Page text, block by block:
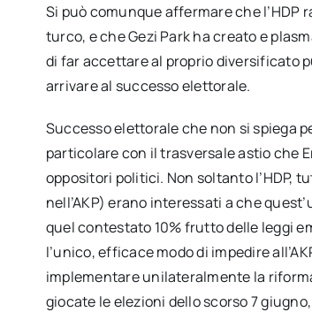
Si può comunque affermare che
turco, e che Gezi Park ha creato e
di far accettare al proprio diversificato
arrivare al successo elettorale.
Successo elettorale che non si spiega
particolare con il trasversale astio che
oppositori politici. Non soltanto l’HDP,
nell’AKP) erano interessati a che
quel contestato 10% frutto delle leggi
l’unico, efficace modo di impedire
implementare unilateralmente la
giocate le elezioni dello scorso 7